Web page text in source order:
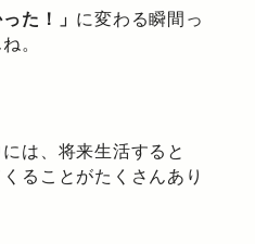
った！」 に変わる瞬間っ
。
は、将来生活すると
ることがたくさんあり